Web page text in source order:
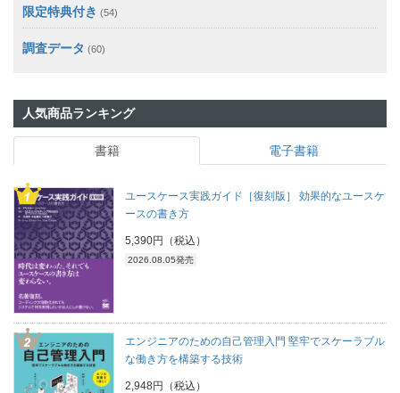
限定特典付き (54)
調査データ (60)
人気商品ランキング
書籍 電子書籍
ユースケース実践ガイド［復刻版］ 効果的なユースケ
ースの書き方
5,390円（税込）
2026.08.05発売
エンジニアのための自己管理入門 堅牢でスケーラブル
な働き方を構築する技術
2,948円（税込）